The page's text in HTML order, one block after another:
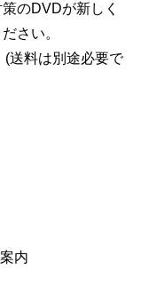
のDVDが新しく
さい。
送料は別途必要で
内